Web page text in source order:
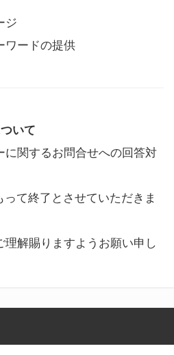
ジ
ワードの提供
いて
に関するお問合せへの回答対
て終了とさせていただきま
解賜りますようお願い申し